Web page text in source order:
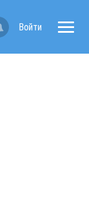
Войти